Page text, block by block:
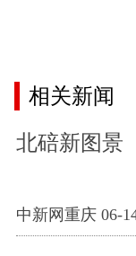
相关新闻
北碚新图景
中新网重庆 06-